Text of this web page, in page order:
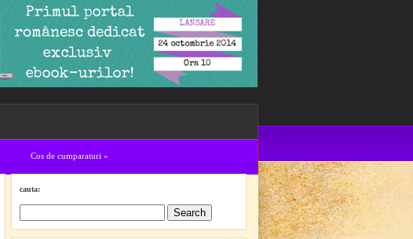
Cos de cumparaturi »
cauta: